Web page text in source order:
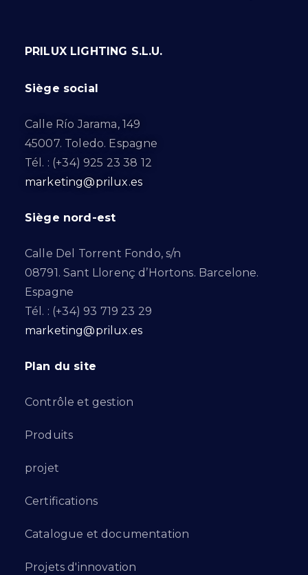
PRILUX LIGHTING S.L.U.
Siège social
Calle Río Jarama, 149
45007. Toledo. Espagne
Tél. : (+34) 925 23 38 12
marketing@prilux.es
Siège nord-est
Calle Del Torrent Fondo, s/n
08791. Sant Llorenç d’Hortons. Barcelone.
Espagne
Tél. : (+34) 93 719 23 29
marketing@prilux.es
Plan du site
Contrôle et gestion
Produits
projet
Certifications
Catalogue et documentation
Projets d'innovation